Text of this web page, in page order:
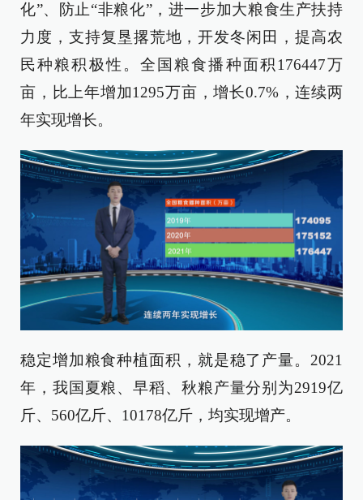
化”、防止“非粮化”，进一步加大粮食生产扶持
力度，支持复垦撂荒地，开发冬闲田，提高农
民种粮积极性。全国粮食播种面积176447万
亩，比上年增加1295万亩，增长0.7%，连续两
年实现增长。
稳定增加粮食种植面积，就是稳了产量。2021
年，我国夏粮、早稻、秋粮产量分别为2919亿
斤、560亿斤、10178亿斤，均实现增产。